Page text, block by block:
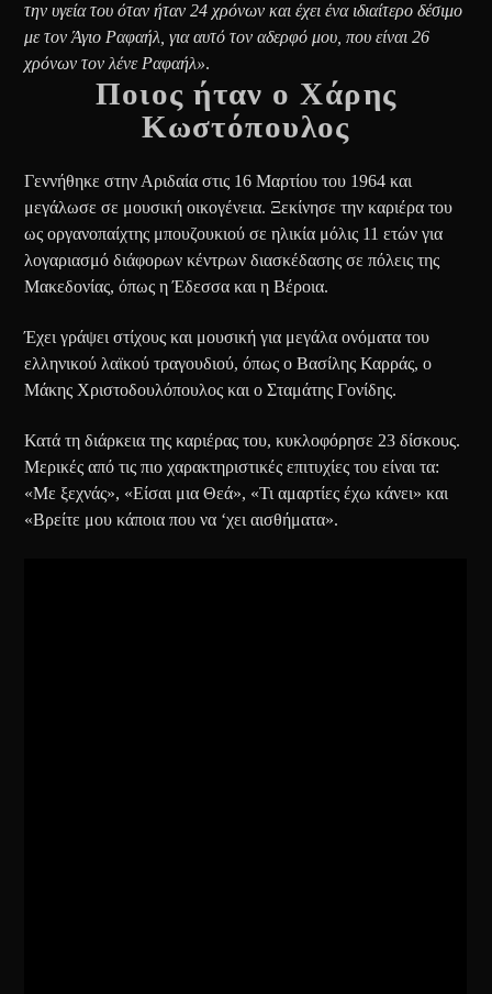
την υγεία του όταν ήταν 24 χρόνων και έχει ένα ιδιαίτερο δέσιμο
με τον Άγιο Ραφαήλ, για αυτό τον αδερφό μου, που είναι 26
χρόνων τον λένε Ραφαήλ».
Ποιος ήταν ο Χάρης
Κωστόπουλος
Γεννήθηκε στην Αριδαία στις 16 Μαρτίου του 1964 και
μεγάλωσε σε μουσική οικογένεια. Ξεκίνησε την καριέρα του
ως οργανοπαίχτης μπουζουκιού σε ηλικία μόλις 11 ετών για
λογαριασμό διάφορων κέντρων διασκέδασης σε πόλεις της
Μακεδονίας, όπως η Έδεσσα και η Βέροια.
Έχει γράψει στίχους και μουσική για μεγάλα ονόματα του
ελληνικού λαϊκού τραγουδιού, όπως ο Βασίλης Καρράς, ο
Μάκης Χριστοδουλόπουλος και ο Σταμάτης Γονίδης.
Κατά τη διάρκεια της καριέρας του, κυκλοφόρησε 23 δίσκους.
Μερικές από τις πιο χαρακτηριστικές επιτυχίες του είναι τα:
«Με ξεχνάς», «Είσαι μια Θεά», «Τι αμαρτίες έχω κάνει» και
«Βρείτε μου κάποια που να ‘χει αισθήματα».